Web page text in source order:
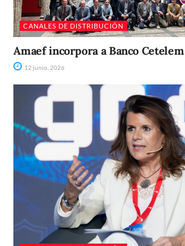
CANALES DE DISTRIBUCIÓN
Amaef incorpora a Banco Cetelem
12 junio, 2026